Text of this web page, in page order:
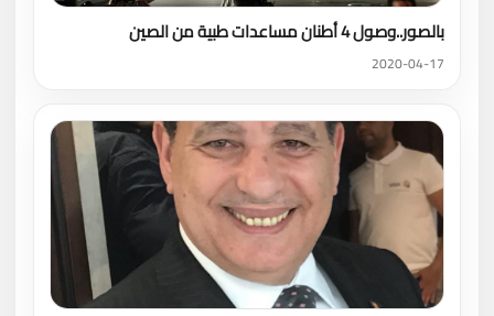
بالصور..وصول 4 أطنان مساعدات طبية من الصين
2020-04-17